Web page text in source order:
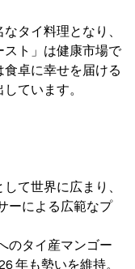
タイ料理となり、
スト」は健康市場で
卓に幸せを届ける
ています。
て世界に広まり、
ーによる広範なプ
のタイ産マンゴー
年も勢いを維持。